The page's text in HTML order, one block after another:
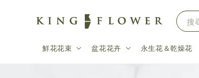
搜
鮮花花束 盆花花卉 永生花＆乾燥花